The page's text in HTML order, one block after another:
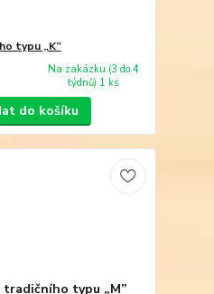
typu „K”
Na zakázku (3 do 4
týdnů) 1 ks
do košíku